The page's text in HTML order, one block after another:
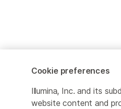
Cookie preferences
Illumina, Inc. and its
website content and